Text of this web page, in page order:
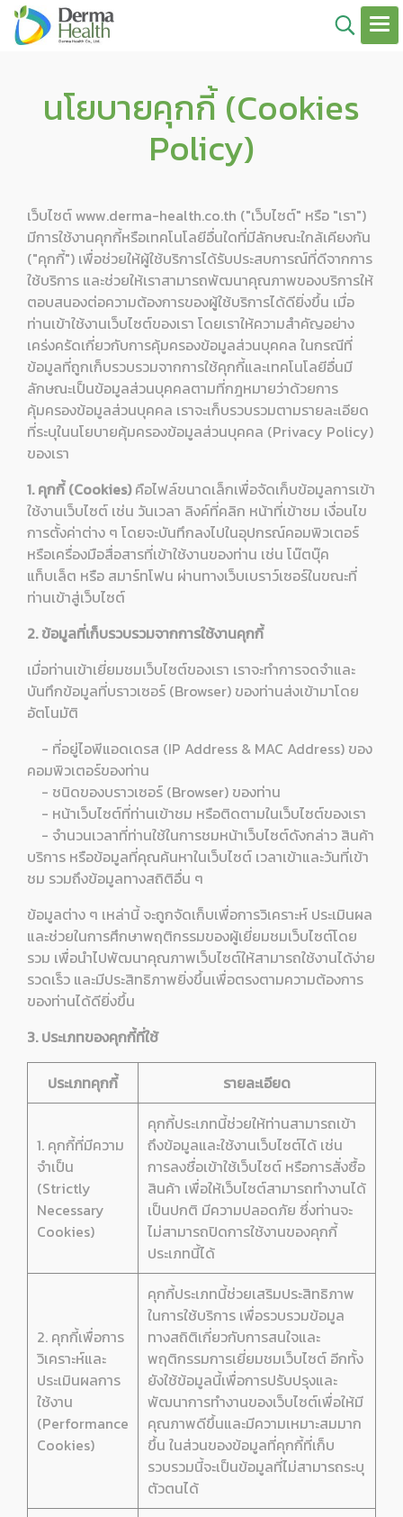
นโยบายคุกกี้ (Cookies
Policy)
เว็บไซต์ www.derma-health.co.th ("เว็บไซต์" หรือ "เรา")
มีการใช้งานคุกกี้หรือเทคโนโลยีอื่นใดที่มีลักษณะใกล้เคียงกัน
("คุกกี้") เพื่อช่วยให้ผู้ใช้บริการได้รับประสบการณ์ที่ดีจากการ
ใช้บริการ และช่วยให้เราสามารถพัฒนาคุณภาพของบริการให้
ตอบสนองต่อความต้องการของผู้ใช้บริการได้ดียิ่งขึ้น เมื่อ
ท่านเข้าใช้งานเว็บไซต์ของเรา โดยเราให้ความสำคัญอย่าง
เคร่งครัดเกี่ยวกับการคุ้มครองข้อมูลส่วนบุคคล ในกรณีที่
ข้อมูลที่ถูกเก็บรวบรวมจากการใช้คุกกี้และเทคโนโลยีอื่นมี
ลักษณะเป็นข้อมูลส่วนบุคคลตามที่กฎหมายว่าด้วยการ
คุ้มครองข้อมูลส่วนบุคคล เราจะเก็บรวบรวมตามรายละเอียด
ที่ระบุในนโยบายคุ้มครองข้อมูลส่วนบุคคล (Privacy Policy)
ของเรา
1. คุกกี้ (Cookies)คือไฟล์ขนาดเล็กเพื่อจัดเก็บข้อมูลการเข้า
ใช้งานเว็บไซต์ เช่น วันเวลา ลิงค์ที่คลิก หน้าที่เข้าชม เงื่อนไข
การตั้งค่าต่าง ๆ โดยจะบันทึกลงไปในอุปกรณ์คอมพิวเตอร์
หรือเครื่องมือสื่อสารที่เข้าใช้งานของท่าน เช่น โน๊ตบุ๊ค
แท็บเล็ต หรือ สมาร์ทโฟน ผ่านทางเว็บเบราว์เซอร์ในขณะที่
ท่านเข้าสู่เว็บไซต์
2. ข้อมูลที่เก็บรวบรวมจากการใช้งานคุกกี้
เมื่อท่านเข้าเยี่ยมชมเว็บไซต์ของเรา เราจะทำการจดจำและ
บันทึกข้อมูลที่บราวเซอร์ (Browser) ของท่านส่งเข้ามาโดย
อัตโนมัติ
- ที่อยู่ไอพีแอดเดรส (IP Address & MAC Address) ของ
คอมพิวเตอร์ของท่าน
- ชนิดของบราวเซอร์ (Browser) ของท่าน
- หน้าเว็บไซต์ที่ท่านเข้าชม หรือติดตามในเว็บไซต์ของเรา
- จำนวนเวลาที่ท่านใช้ในการชมหน้าเว็บไซต์ดังกล่าว สินค้า
บริการ หรือข้อมูลที่คุณค้นหาในเว็บไซต์ เวลาเข้าและวันที่เข้า
ชม รวมถึงข้อมูลทางสถิติอื่น ๆ
ข้อมูลต่าง ๆ เหล่านี้ จะถูกจัดเก็บเพื่อการวิเคราะห์ ประเมินผล
และช่วยในการศึกษาพฤติกรรมของผู้เยี่ยมชมเว็บไซต์โดย
รวม เพื่อนำไปพัฒนาคุณภาพเว็บไซต์ให้สามารถใช้งานได้ง่าย
รวดเร็ว และมีประสิทธิภาพยิ่งขึ้นเพื่อตรงตามความต้องการ
ของท่านได้ดียิ่งขึ้น
3. ประเภทของคุกกี้ที่ใช้
ประเภทคุกกี้ รายละเอียด
1. คุกกี้ที่มีความ
จำเป็น
(Strictly
Necessary
Cookies)
คุกกี้ประเภทนี้ช่วยให้ท่านสามารถเข้า
ถึงข้อมูลและใช้งานเว็บไซต์ได้ เช่น
การลงชื่อเข้าใช้เว็บไซต์ หรือการสั่งซื้อ
สินค้า เพื่อให้เว็บไซต์สามารถทำงานได้
เป็นปกติ มีความปลอดภัย ซึ่งท่านจะ
ไม่สามารถปิดการใช้งานของคุกกี้
ประเภทนี้ได้
2. คุกกี้เพื่อการ
วิเคราะห์และ
ประเมินผลการ
ใช้งาน
(Performance
Cookies)
คุกกี้ประเภทนี้ช่วยเสริมประสิทธิภาพ
ในการใช้บริการ เพื่อรวบรวมข้อมูล
ทางสถิติเกี่ยวกับการสนใจและ
พฤติกรรมการเยี่ยมชมเว็บไซต์ อีกทั้ง
ยังใช้ข้อมูลนี้เพื่อการปรับปรุงและ
พัฒนาการทำงานของเว็บไซต์เพื่อให้มี
คุณภาพดีขึ้นและมีความเหมาะสมมาก
ขึ้น ในส่วนของข้อมูลที่คุกกี้ที่เก็บ
รวบรวมนี้จะเป็นข้อมูลที่ไม่สามารถระบุ
ตัวตนได้